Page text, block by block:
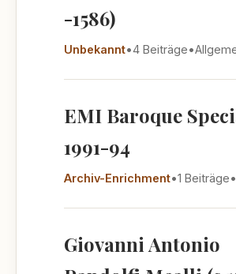
-1586)
Unbekannt•4 Beiträge•
EMI Baroque
1991-94
Archiv-Enrichment•1 Beiträge•
Giovanni Antonio